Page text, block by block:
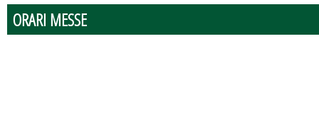
ORARI MESSE